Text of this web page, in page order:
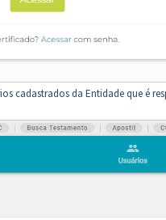
cadastrados da Entidade que é